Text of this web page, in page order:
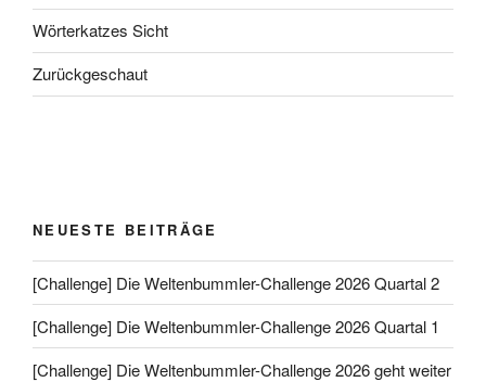
Wörterkatzes Sicht
Zurückgeschaut
NEUESTE BEITRÄGE
[Challenge] Die Weltenbummler-Challenge 2026 Quartal 2
[Challenge] Die Weltenbummler-Challenge 2026 Quartal 1
[Challenge] Die Weltenbummler-Challenge 2026 geht weiter